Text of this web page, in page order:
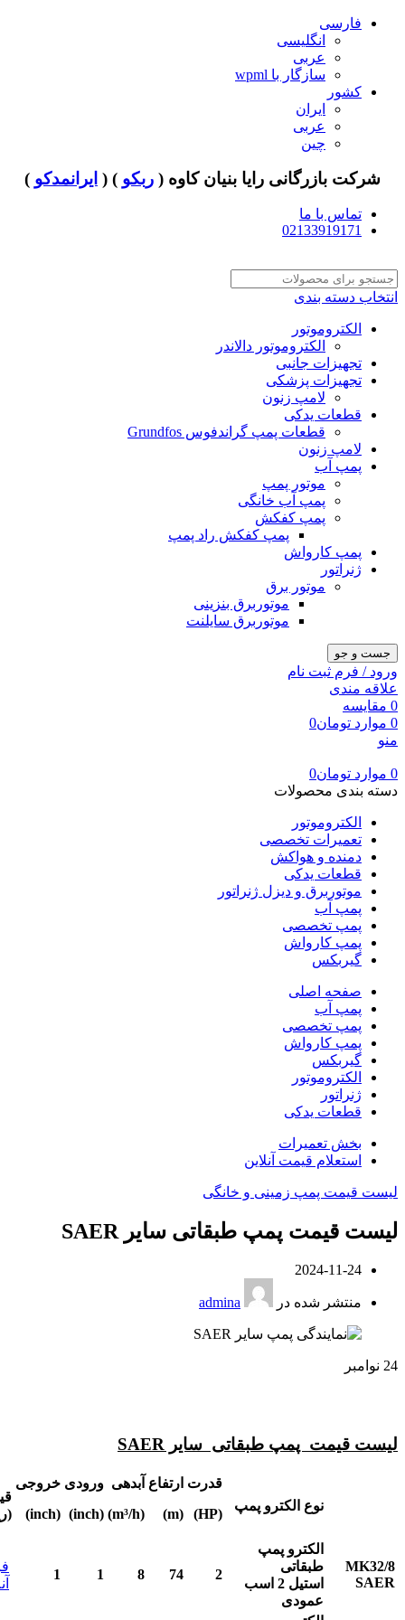
فارسی
انگلیسی
عربی
سازگار با wpml
کشور
ایران
عربی
چین
شرکت بازرگانی رایا بنیان کاوه ( ربکو ) ( ایرانمدکو )
تماس با ما
02133919171
انتخاب دسته بندی
الکتروموتور
الکتروموتور دالاندر
تجهیزات جانبی
تجهیزات پزشکی
لامپ زنون
قطعات یدکی
قطعات پمپ گراندفوس Grundfos
لامپ زنون
پمپ آب
موتور پمپ
پمپ آب خانگی
پمپ کفکش
پمپ کفکش راد پمپ
پمپ کارواش
ژنراتور
موتور برق
موتوربرق بنزینی
موتوربرق سایلنت
جست و جو
ورود / فرم ثبت نام
علاقه مندی
0 مقایسه
0 موارد تومان0
منو
0 موارد تومان0
دسته بندی محصولات
الکتروموتور
تعمیرات تخصصی
دمنده و هواکش
قطعات یدکی
موتوربرق و دیزل ژنراتور
پمپ آب
پمپ تخصصی
پمپ کارواش
گیربکس
صفحه اصلی
پمپ آب
پمپ تخصصی
پمپ کارواش
گیربکس
الکتروموتور
ژنراتور
قطعات یدکی
بخش تعمیرات
استعلام قیمت آنلاین
لیست قیمت پمپ زمینی و خانگی
لیست قیمت پمپ طبقاتی سایر SAER
2024-11-24
منتشر شده در admina
24 نوامبر
لیست قیمت پمپ طبقاتی سایر SAER
نوع الکترو پمپ
قدرت
(HP)
ارتفاع
(m)
آبدهی
(m³/h)
ورودی
(inch)
خروجی
(inch)
MK32/8
SAER
الکترو پمپ
طبقاتی
استیل 2 اسب
عمودی
2
74
8
1
1